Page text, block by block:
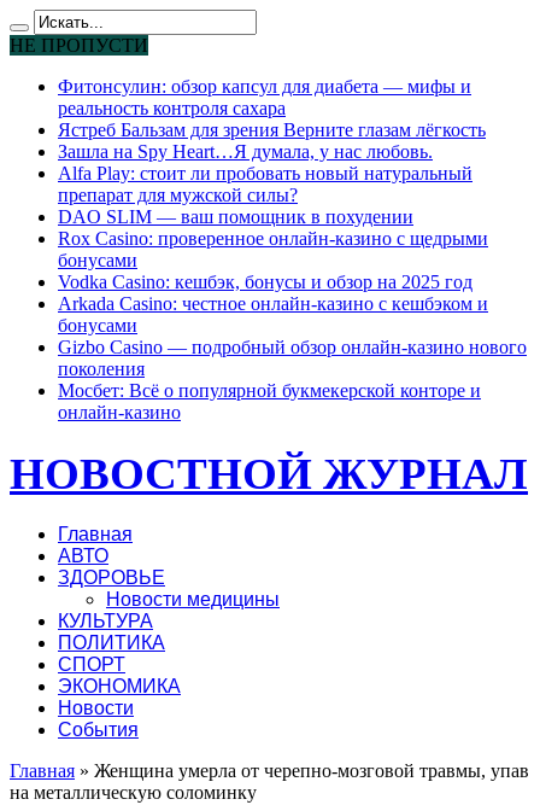
НЕ ПРОПУСТИ
Фитонсулин: обзор капсул для диабета — мифы и
реальность контроля сахара
Ястреб Бальзам для зрения Верните глазам лёгкость
Зашла на Spy Heart…Я думала, у нас любовь.
Alfa Play: стоит ли пробовать новый натуральный
препарат для мужской силы?
DAO SLIM — ваш помощник в похудении
Rox Casino: проверенное онлайн-казино с щедрыми
бонусами
Vodka Casino: кешбэк, бонусы и обзор на 2025 год
Arkada Casino: честное онлайн-казино с кешбэком и
бонусами
Gizbo Casino — подробный обзор онлайн-казино нового
поколения
Мосбет: Всё о популярной букмекерской конторе и
онлайн-казино
НОВОСТНОЙ ЖУРНАЛ
Главная
АВТО
ЗДОРОВЬЕ
Новости медицины
КУЛЬТУРА
ПОЛИТИКА
СПОРТ
ЭКОНОМИКА
Новости
События
Главная » Женщина умерла от черепно-мозговой травмы, упав
на металлическую соломинку